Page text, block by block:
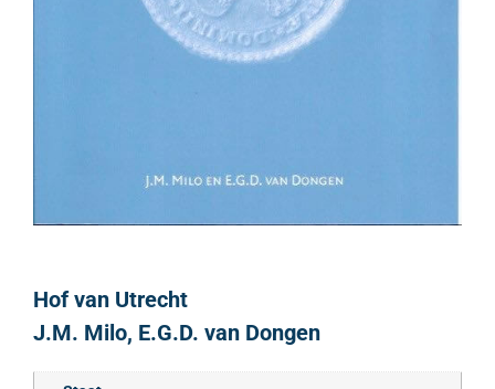
Hof van Utrecht
J.M. Milo, E.G.D. van Dongen